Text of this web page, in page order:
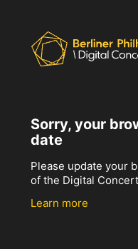
Sorry, your
date
Please update your
of the Digital
Learn more